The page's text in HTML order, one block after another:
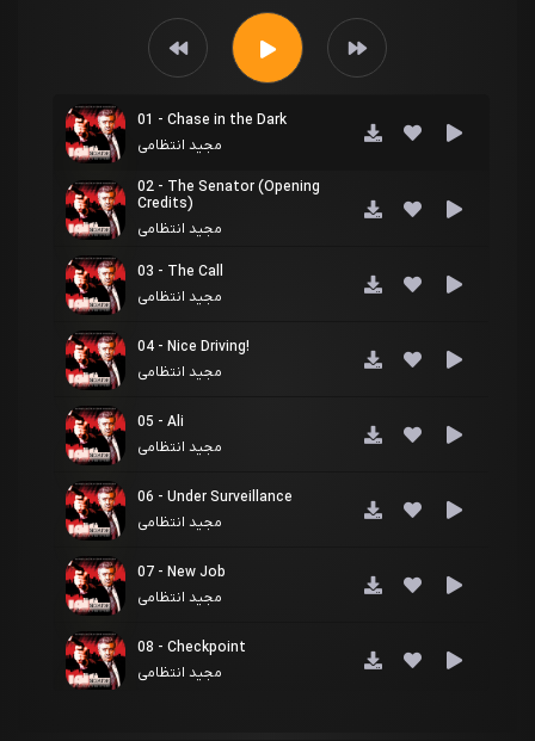
01 - Chase in the Dark
مجید انتظامی
02 - The Senator (Opening
Credits)
مجید انتظامی
03 - The Call
مجید انتظامی
04 - Nice Driving!
مجید انتظامی
05 - Ali
مجید انتظامی
06 - Under Surveillance
مجید انتظامی
07 - New Job
مجید انتظامی
08 - Checkpoint
مجید انتظامی